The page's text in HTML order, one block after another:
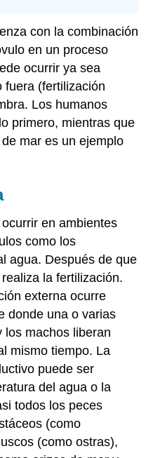
con la combinación
en un proceso
ocurrir ya sea
fuera (fertilización
Los humanos
primero, mientras que
mar es un ejemplo
en ambientes
como los
agua. Después de que
la fertilización.
externa ocurre
donde una o varias
los machos liberan
mismo tiempo. La
puede ser
del agua o la
todos los peces
(como
(como ostras),